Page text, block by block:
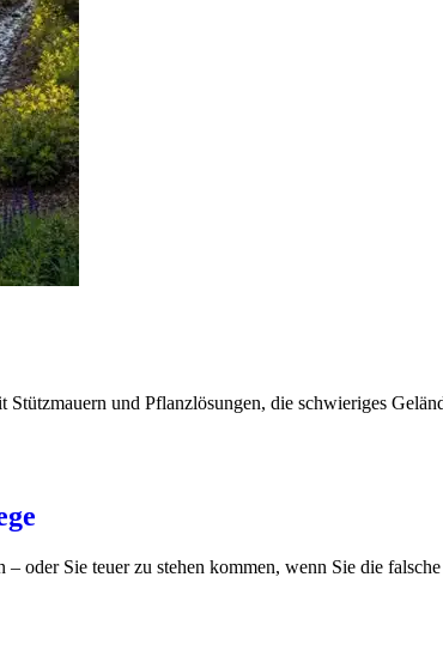
Stützmauern und Pflanzlösungen, die schwieriges
oder Sie teuer zu stehen kommen, wenn Sie die